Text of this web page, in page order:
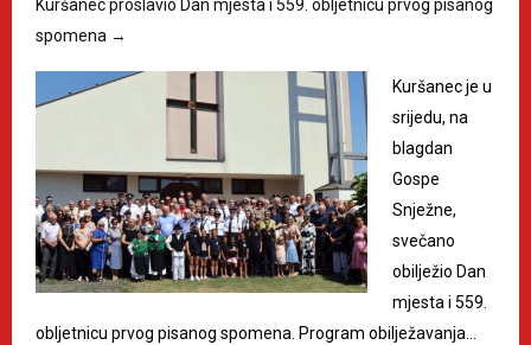
Kuršanec proslavio Dan mjesta i 559. obljetnicu prvog pisanog
spomena →
Kuršanec je u
srijedu, na
blagdan
Gospe
Snježne,
svečano
obilježio Dan
mjesta i 559.
obljetnicu prvog pisanog spomena. Program obilježavanja…